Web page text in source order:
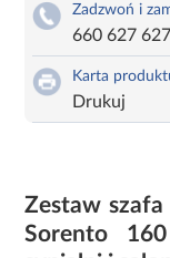
Zadzwoń i
660 627 627
Karta
Drukuj
Zestaw
Sorento